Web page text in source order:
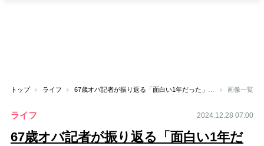
トップ ライフ 画像一覧
ライフ 2024.12.28 07:00
67歳オバ記者が振り返る「面白い1年だ